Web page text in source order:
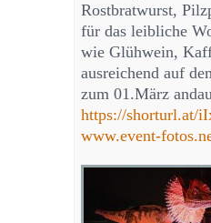
Rostbratwurst,
für das leibliche
wie Glühwein,
ausreichend auf
zum 01.März
https://shorturl.at/
www.event-